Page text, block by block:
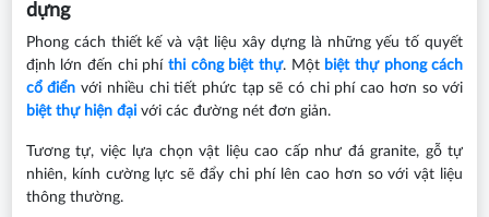
dựng
Phong cách thiết kế và vật liệu xây dựng là những yếu tố quyết
định lớn đến chi phíthi công biệt thự. Một biệt thự phong cách
cổ điển với nhiều chi tiết phức tạp sẽ có chi phí cao hơn so với
biệt thự hiện đạivới các đường nét đơn giản.
Tương tự, việc lựa chọn vật liệu cao cấp như đá granite, gỗ tự
nhiên, kính cường lực sẽ đẩy chi phí lên cao hơn so với vật liệu
thông thường.